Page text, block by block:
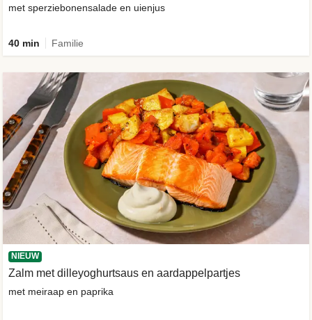
met sperziebonensalade en uienjus
40 min Familie
NIEUW
Zalm met dilleyoghurtsaus en aardappelpartjes
met meiraap en paprika